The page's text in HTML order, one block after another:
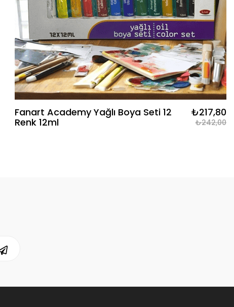
Fanart Academy Yağlı Boya Seti 12
Renk 12ml
₺217,80
₺242,00